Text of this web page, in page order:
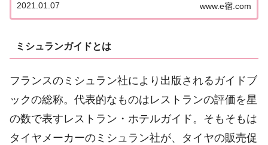
とめてみました♪ いずれも人気ランキングなどで常
に上位を賑わす有名旅館。各旅館の情報と口コミ評
www.e宿.com
2021.01.07
ミシュランガイドとは
フランスのミシュラン社により出版されるガイドブ
ックの総称。代表的なものはレストランの評価を星
の数で表すレストラン・ホテルガイド。そもそもは
タイヤメーカーのミシュラン社が、タイヤの販売促